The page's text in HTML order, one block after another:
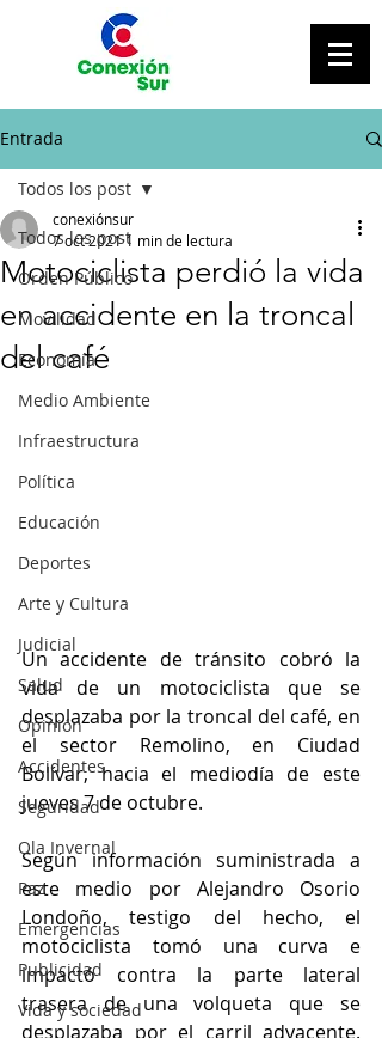
Entrada
Todos los post
Orden Público
Movilidad
Economía
Medio Ambiente
Infraestructura
Política
Educación
Deportes
Arte y Cultura
Judicial
Salud
Opinión
Accidentes
Seguridad
Ola Invernal
Paz
Emergencias
Publicidad
Vida y sociedad
Todos los post
Motociclista perdió la vida
en accidente en la troncal
del café
conexiónsur
7 oct 20211 min de lectura
Un accidente de tránsito cobró la
vida de un motociclista que se
desplazaba por la troncal del café, en
el sector Remolino, en Ciudad
Bolívar, hacia el mediodía de este
jueves 7 de octubre.
Según información suministrada a
este medio por Alejandro Osorio
Londoño, testigo del hecho, el
motociclista tomó una curva e
impactó contra la parte lateral
trasera de una volqueta que se